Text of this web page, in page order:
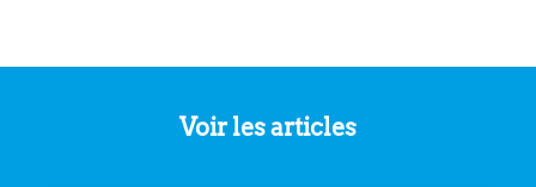
Voir les articles